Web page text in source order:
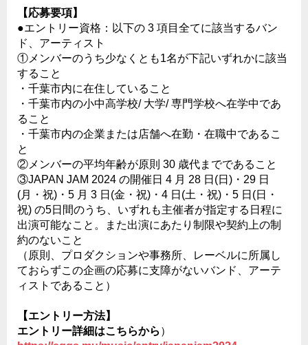
【応募要項】
●エントリー資格：以下の 3 項目全てに該当するバン
ド、アーティスト
①メンバーのうち少なくとも1名が下記いずれかに該当
すること
・千葉市内に在住していること
・千葉市内の小中高学校/ 大学/ 専門学校へ在学中であ
ること
・千葉市内の企業または店舗へ在勤・在職中であるこ
と
②メンバーの平均年齢が原則 30 歳代までであること
③JAPAN JAM 2024 の開催日 4 月 28 日(日)・29 日
(月・祝)・5 月 3 日(金・祝)・4 日(土・祝)・5 日(日・
祝) の5日間のうち、いずれも主催者が指定する日程に
出演可能なこと。また出演にあたり制限や契約上の制
約のないこと
（原則、プロダクションや事務所、レーベルに所属し
ておらずこの企画の応募に支障がないバンド、アーテ
ィストであること）
【エントリー方法】
エントリー詳細はこちらから ）